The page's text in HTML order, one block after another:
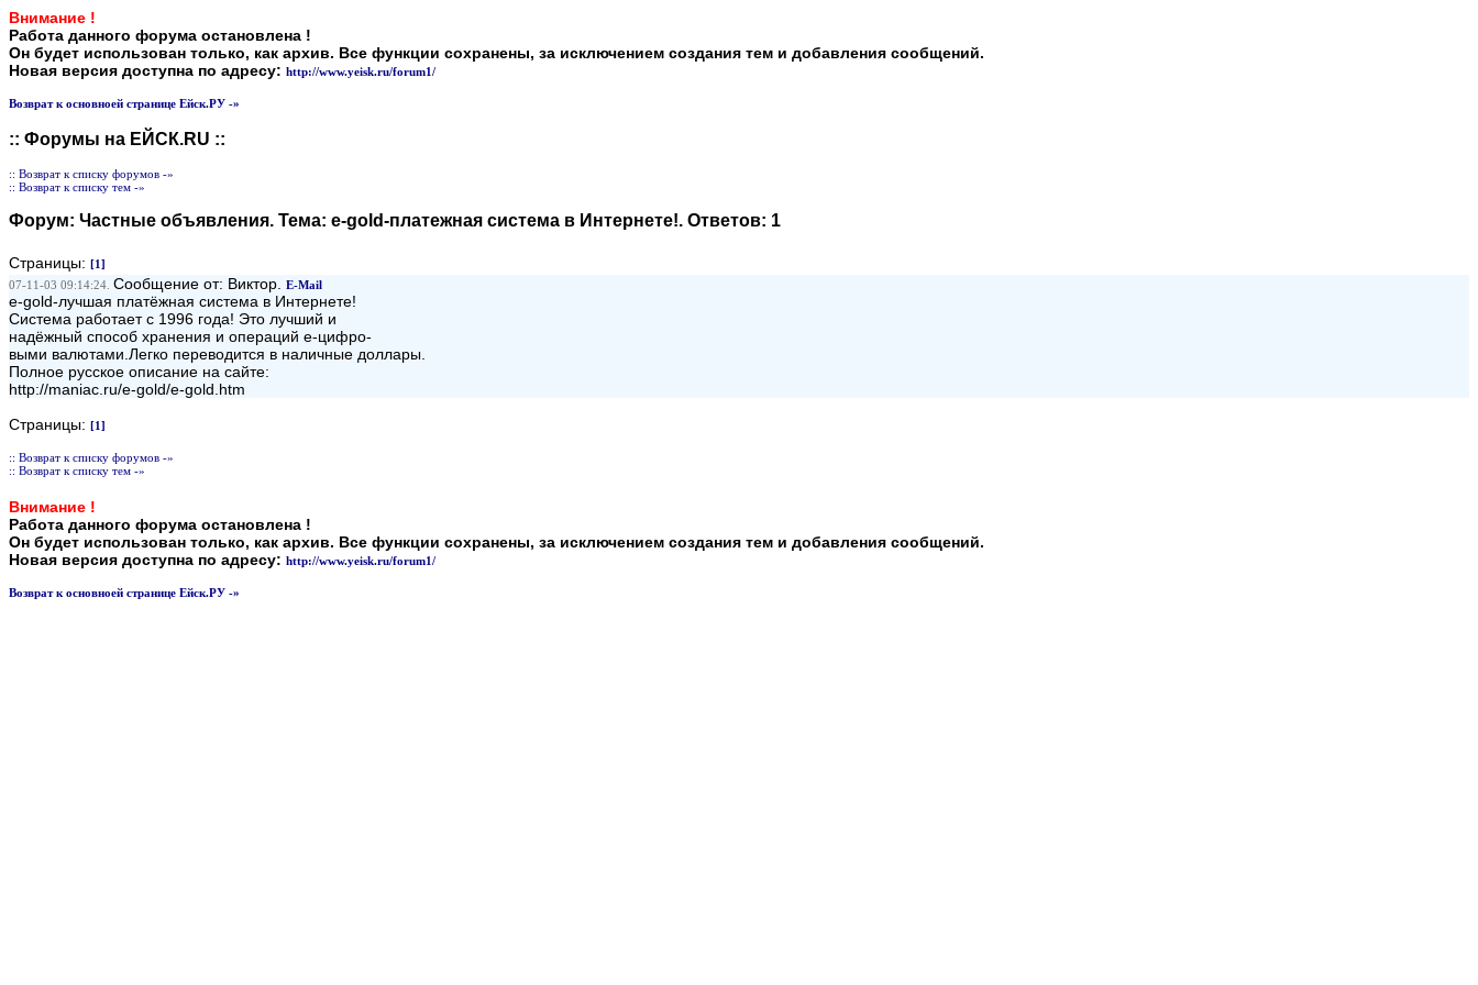
Внимание !
Работа данного форума остановлена !
Он будет использован только, как архив. Все функции сохранены, за исключением создания тем и добавления сообщений.
Новая версия доступна по адресу: http://www.yeisk.ru/forum1/
Возврат к основноей странице Ейск.РУ -»
:: Форумы на ЕЙСК.RU ::
:: Возврат к списку форумов -»
:: Возврат к списку тем -»
Форум: Частные объявления. Тема: e-gold-платежная система в Интернете!. Ответов: 1
Страницы: [1]
07-11-03 09:14:24. Сообщение от: Виктор. E-Mail
e-gold-лучшая платёжная система в Интернете!
Система работает с 1996 года! Это лучший и
надёжный способ хранения и операций е-цифро-
выми валютами.Легко переводится в наличные доллары.
Полное русское описание на сайте:
http://maniac.ru/e-gold/e-gold.htm
Страницы: [1]
:: Возврат к списку форумов -»
:: Возврат к списку тем -»
Внимание !
Работа данного форума остановлена !
Он будет использован только, как архив. Все функции сохранены, за исключением создания тем и добавления сообщений.
Новая версия доступна по адресу: http://www.yeisk.ru/forum1/
Возврат к основноей странице Ейск.РУ -»